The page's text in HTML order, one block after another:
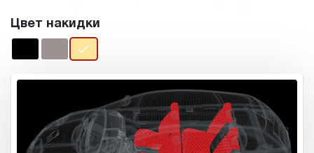
Цвет накидки